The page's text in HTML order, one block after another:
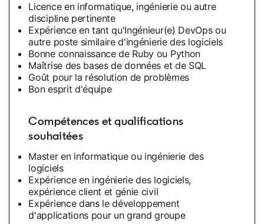
Licence en informatique, ingénierie ou autre
discipline pertinente
Expérience en tant qu'Ingénieur(e) DevOps ou
autre poste similaire d'ingénierie des logiciels
Bonne connaissance de Ruby ou Python
Maîtrise des bases de données et de SQL
Goût pour la résolution de problèmes
Bon esprit d'équipe
Compétences et qualifications
souhaitées
Master en informatique ou ingénierie des
logiciels
Expérience en ingénierie des logiciels,
expérience client et génie civil
Expérience dans le développement
d'applications pour un grand groupe